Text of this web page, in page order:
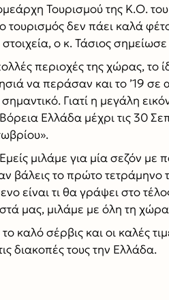
Τουρισμού της Κ.Ο.
δεν πάει καλά
ο κ. Τάσιος σημείωσε
περιοχές της χώρας, το
να περάσαν και το ’19 σε
Γιατί η μεγάλη
Ελλάδα μέχρι τις 30
μιλάμε για μία σεζόν με
βάλεις το πρώτο τετράμηνο
είναι τι θα γράψει στο
μας, μιλάμε με όλη τη
καλό σέρβις και οι καλές
διακοπές τους την Ελλάδα.